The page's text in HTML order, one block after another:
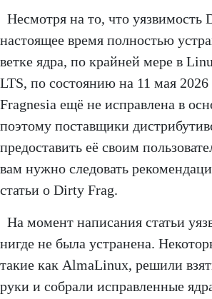
Несмотря на то, что уязвимость
настоящее время полностью
ветке ядра, по крайней мере в
LTS, по состоянию на 11 мая 2026
Fragnesia ещё не исправлена в
поэтому поставщики
предоставить её своим
вам нужно следовать
статьи о Dirty Frag.
На момент написания статьи
нигде не была устранена.
такие как AlmaLinux, решили
руки и собрали исправленные